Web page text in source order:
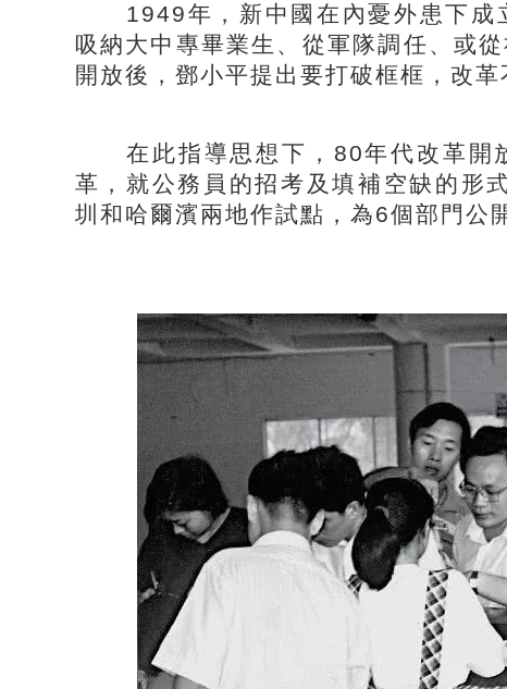
1949年，新中國在內憂外患下成
吸納大中專畢業生、從軍隊調任、或
開放後，鄧小平提出要打破框框，改
在此指導思想下，80年代改革開
革，就公務員的招考及填補空缺的形
圳和哈爾濱兩地作試點，為6個部門公